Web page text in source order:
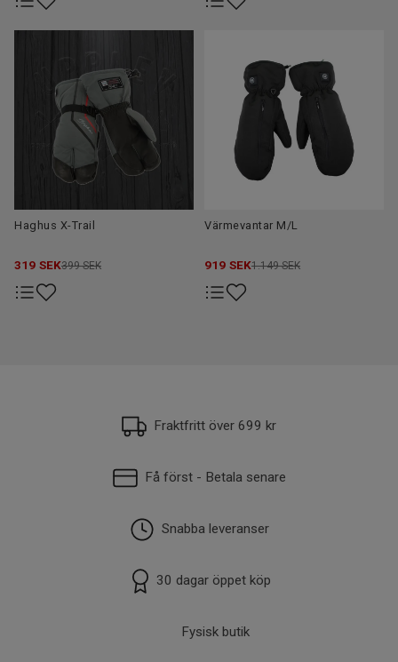
Haghus X-Trail
319 SEK399 SEK
Värmevantar M/L
919 SEK1.149 SEK
Fraktfritt över 699 kr
Få först - Betala senare
Snabba leveranser
30 dagar öppet köp
Fysisk butik